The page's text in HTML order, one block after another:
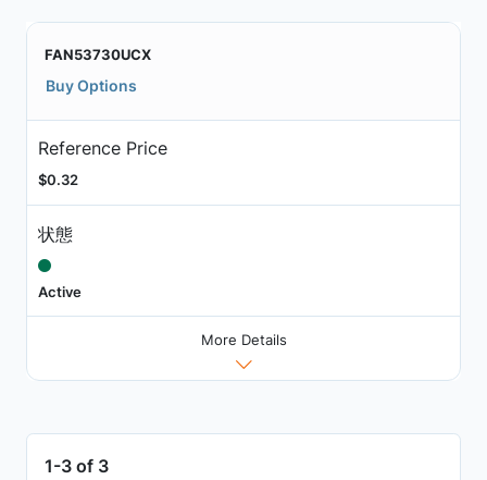
FAN53730UCX
Buy Options
Reference Price
$0.32
状態
Active
More Details
1-3 of 3